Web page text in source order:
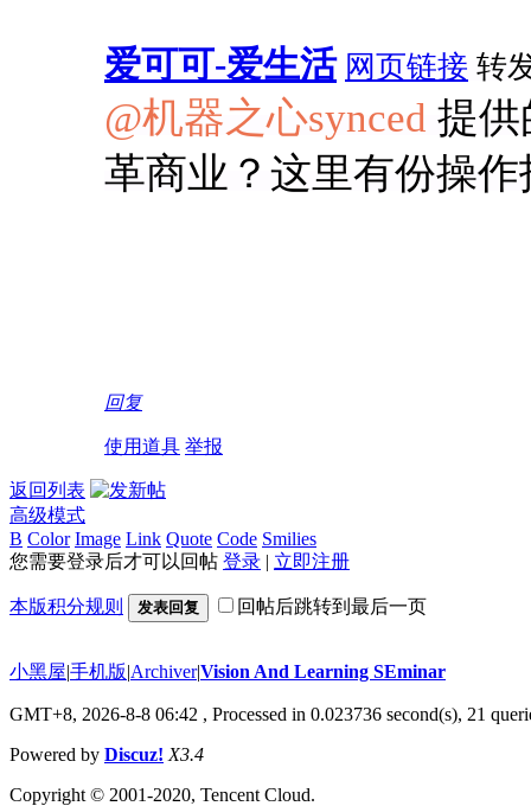
爱可可-爱生活 网页链接 转
@机器之心synced 提供
革商业？这里有份操
回复
使用道具 举报
返回列表
高级模式
B Color Image Link Quote Code Smilies
您需要登录后才可以回帖 登录 | 立即注册
本版积分规则 发表回复 回帖后跳转到最后一页
小黑屋|手机版|Archiver|Vision And Learning SEminar
GMT+8, 2026-8-8 06:42 , Processed in 0.023736 second(s), 21
Powered by Discuz! X3.4
Copyright © 2001-2020, Tencent Cloud.